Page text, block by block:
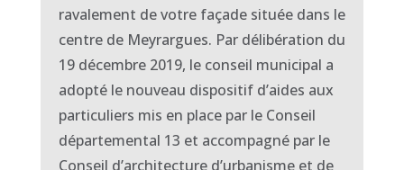
ravalement de votre façade située dans le
centre de Meyrargues. Par délibération du
19 décembre 2019, le conseil municipal a
adopté le nouveau dispositif d’aides aux
particuliers mis en place par le Conseil
départemental 13 et accompagné par le
Conseil d’architecture d’urbanisme et de